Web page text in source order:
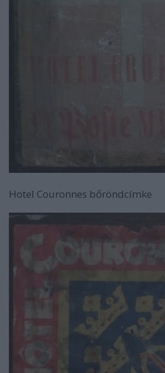
Hotel Couronnes bőröndcímke